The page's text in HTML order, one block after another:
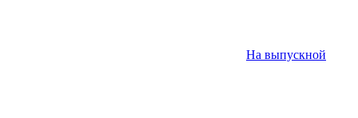
На выпускной